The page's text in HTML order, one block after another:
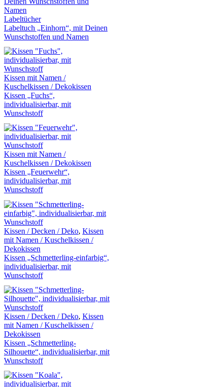
Labeltücher
Labeltuch „Einhorn“, mit Deinen
Wunschstoffen und Namen
Kissen mit Namen /
Kuschelkissen / Dekokissen
Kissen „Fuchs“,
individualisierbar, mit
Wunschstoff
Kissen mit Namen /
Kuschelkissen / Dekokissen
Kissen „Feuerwehr“,
individualisierbar, mit
Wunschstoff
Kissen / Decken / Deko, Kissen
mit Namen / Kuschelkissen /
Dekokissen
Kissen „Schmetterling-einfarbig“,
individualisierbar, mit
Wunschstoff
Kissen / Decken / Deko, Kissen
mit Namen / Kuschelkissen /
Dekokissen
Kissen „Schmetterling-
Silhouette“, individualisierbar, mit
Wunschstoff